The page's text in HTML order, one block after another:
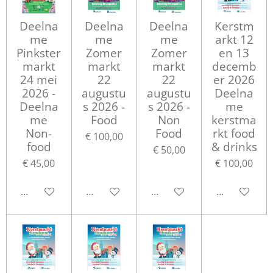
Deelna
me
Pinkster
markt
24 mei
2026 -
Deelna
me
Non-
food
€ 45,00
Houd mij op de hoogte
Deelna
me
Zomer
markt
22
augustu
s 2026 -
Food
€ 100,00
Bekijk details
Deelna
me
Zomer
markt
22
augustu
s 2026 -
Non
Food
€ 50,00
Bekijk details
Kerstm
arkt 12
en 13
decemb
er 2026
Deelna
me
kerstma
rkt food
& drinks
€ 100,00
Bekijk